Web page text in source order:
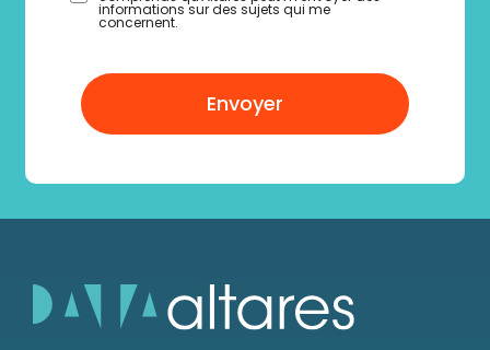
informations sur des sujets qui me
concernent.
Envoyer